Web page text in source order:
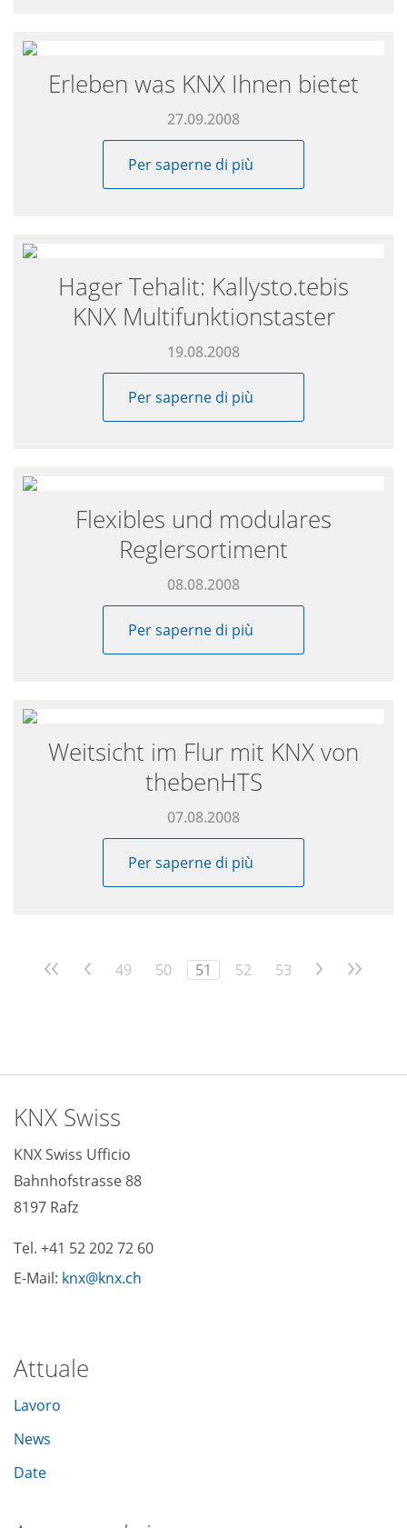
Erleben was KNX Ihnen bietet
27.09.2008
Per saperne di più
Hager Tehalit: Kallysto.tebis
KNX Multifunktionstaster
19.08.2008
Per saperne di più
Flexibles und modulares
Reglersortiment
08.08.2008
Per saperne di più
Weitsicht im Flur mit KNX von
thebenHTS
07.08.2008
Per saperne di più
<< < 49 50 51 52 53 > >>
KNX Swiss
KNX Swiss Ufficio
Bahnhofstrasse 88
8197 Rafz
Tel. +41 52 202 72 60
E-Mail: knx knx ch
Attuale
Lavoro
News
Date